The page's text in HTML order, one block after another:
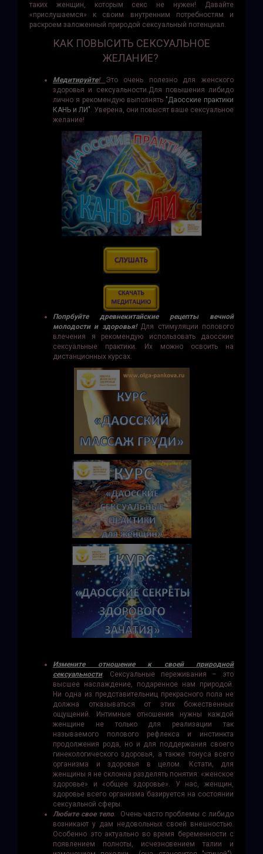
таких женщин, которым секс не нужен! Давайте
«прислушаемся» к своим внутренним потребностям и
раскроем заложенный природой сексуальный потенциал.
КАК ПОВЫСИТЬ СЕКСУАЛЬНОЕ
ЖЕЛАНИЕ?
Медитируйте! Это очень полезно для женского
здоровья и сексуальности.Для повышения либидо
лично я рекомендую выполнять "Даосские практики
КАНЬ и ЛИ". Уверена, они повысят ваше сексуальное
желание!
Попрбуйте древнекитайские рецепты вечной
молодости и здоровья!Для стимуляции полового
влечения я рекомендую использовать даосские
сексуальные практики. Их можно освоить на
дистанционных курсах.
Измените отношение к своей природной
сексуальности. Сексуальные переживания – это
высшее наслаждение, подаренное нам природой.
Ни одна из представительниц прекрасного пола не
должна отказываться от этих божественных
ощущений. Интимные отношения нужны каждой
женщине не только для реализации так
называемого полового рефлекса и инстинкта
продолжения рода, но и для поддержания своего
гинекологического здоровья, а также тонуса всего
организма и здоровья в целом. Кстати, для
женщины я не склонна разделять понятия: «женское
здоровье» и «общее здоровье». У нас, женщин,
здоровье всего организма базируется на состоянии
сексуальной сферы.
Любите свое тело. Очень часто проблемы с либидо
возникают у дам недовольных своей внешностью.
Особенно это актуально во время беременности с
появлением полноты, исчезновением талии и